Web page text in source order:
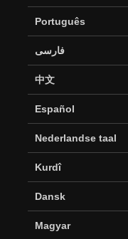
Português
فارسی
中文
Español
Nederlandse taal
Kurdî
Dansk
Magyar